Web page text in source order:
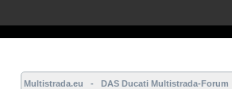
Multistrada.eu   -   DAS Ducati Multistrada-Forum